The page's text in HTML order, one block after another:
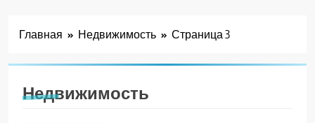
Главная Недвижимость Страница 3
Недвижимость